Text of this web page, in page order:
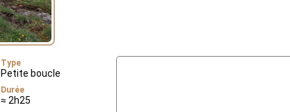
Type
Petite boucle
Durée
≈ 2h25